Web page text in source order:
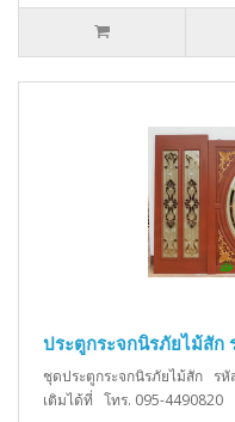
ประตูกระจกนิรภัยไม้สัก
ชุดประตูกระจกนิรภัยไม้สัก รหั
เติมได้ที่ โทร. 095-